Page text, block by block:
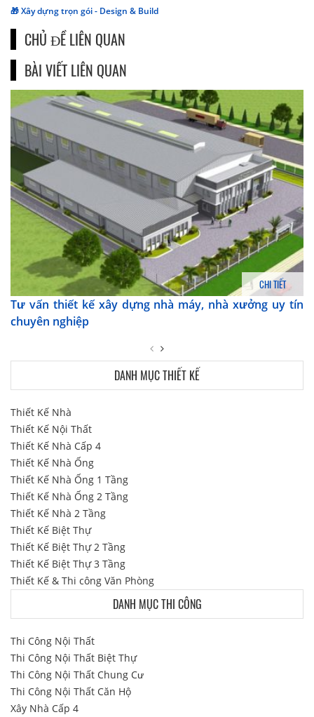
🎁 Xây dựng trọn gói - Design & Build
CHỦ ĐỀ LIÊN QUAN
BÀI VIẾT LIÊN QUAN
CHI TIẾT
Tư vấn thiết kế xây dựng nhà máy, nhà xưởng uy tín
chuyên nghiệp
DANH MỤC THIẾT KẾ
Thiết Kế Nhà
Thiết Kế Nội Thất
Thiết Kế Nhà Cấp 4
Thiết Kế Nhà Ống
Thiết Kế Nhà Ống 1 Tầng
Thiết Kế Nhà Ống 2 Tầng
Thiết Kế Nhà 2 Tầng
Thiết Kế Biệt Thự
Thiết Kế Biệt Thự 2 Tầng
Thiết Kế Biệt Thự 3 Tầng
Thiết Kế & Thi công Văn Phòng
DANH MỤC THI CÔNG
Thi Công Nội Thất
Thi Công Nội Thất Biệt Thự
Thi Công Nội Thất Chung Cư
Thi Công Nội Thất Căn Hộ
Xây Nhà Cấp 4